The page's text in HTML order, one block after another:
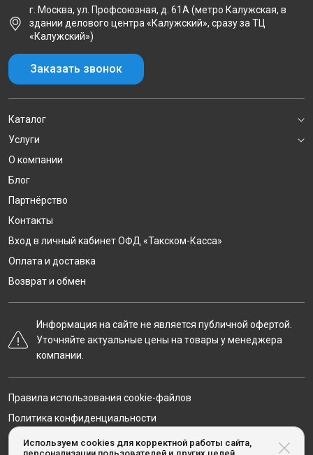
Используем cookies для корректной работы сайта,
г. Москва, ул. Профсоюзная, д. 61А (метро Калужская, в
здании делового центра «Калужский», сразу за ТЦ
«Калужский»)
Заказать звонок
Каталог
Услуги
О компании
Блог
Партнёрство
Контакты
Вход в личный кабинет ОФД «Такском-Касса»
Оплата и доставка
Возврат и обмен
Информация на сайте не является публичной офертой.
Уточняйте актуальные цены на товары у менеджера
компании.
Правила использования cookie-файлов
Политика конфиденциальности
Карта сайта